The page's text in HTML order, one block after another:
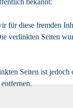
bekannt:
für diese fremden
verlinkten Seiten
Seiten ist jedoch